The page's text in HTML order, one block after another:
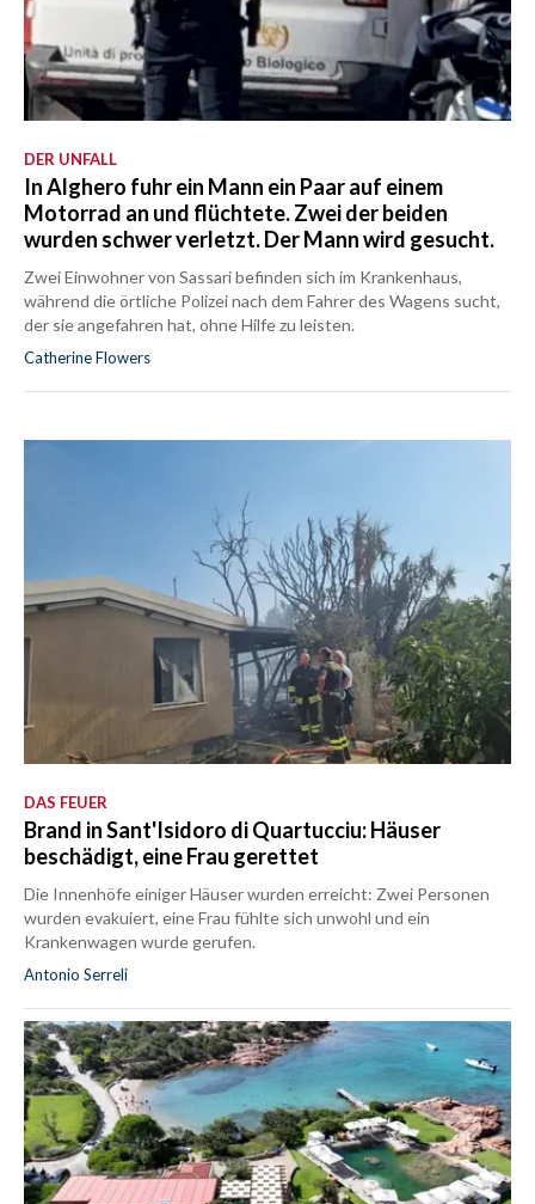
DER UNFALL
In Alghero fuhr ein Mann ein Paar auf einem
Motorrad an und flüchtete. Zwei der beiden
wurden schwer verletzt. Der Mann wird gesucht.
Zwei Einwohner von Sassari befinden sich im Krankenhaus,
während die örtliche Polizei nach dem Fahrer des Wagens sucht,
der sie angefahren hat, ohne Hilfe zu leisten.
Catherine Flowers
DAS FEUER
Brand in Sant'Isidoro di Quartucciu: Häuser
beschädigt, eine Frau gerettet
Die Innenhöfe einiger Häuser wurden erreicht: Zwei Personen
wurden evakuiert, eine Frau fühlte sich unwohl und ein
Krankenwagen wurde gerufen.
Antonio Serreli